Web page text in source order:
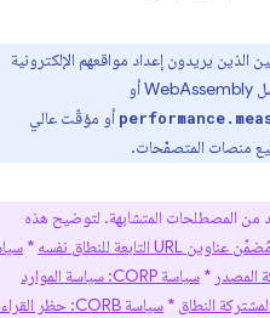
يريدون إعداد مواقعهم الإلكترونية
أو مؤقّت عالي
المتصفّحات.
المصطلحات المتشابهة. لتوضيح هذه
*سياسة
*
سياسة CORP: سياسة الموارد
*
سياسة CORB: حظر القراءة من